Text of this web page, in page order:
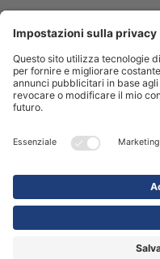
Informazioni Legali
Compliance Center
Terms of Use
Shop